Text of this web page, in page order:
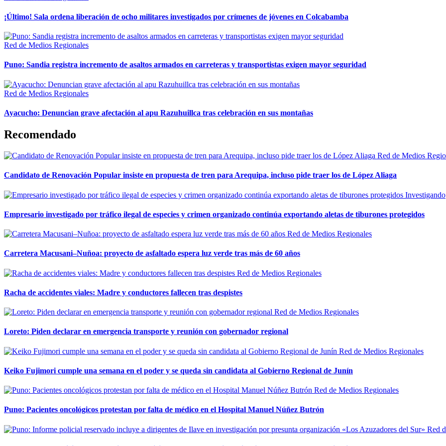
¡Último! Sala ordena liberación de ocho militares investigados por crímenes de jóvenes en Colcabamba
Red de Medios Regionales
Puno: Sandia registra incremento de asaltos armados en carreteras y transportistas exigen mayor seguridad
Red de Medios Regionales
Ayacucho: Denuncian grave afectación al apu Razuhuillca tras celebración en sus montañas
Recomendado
Red de Medios
Candidato de Renovación Popular insiste en propuesta de tren para Arequipa, incluso pide traer los de López Aliaga
Investigando
Empresario investigado por tráfico ilegal de especies y crimen organizado continúa exportando aletas de tiburones protegidos
Red de Medios Regionales
Carretera Macusani–Nuñoa: proyecto de asfaltado espera luz verde tras más de 60 años
Red de Medios Regionales
Racha de accidentes viales: Madre y conductores fallecen tras despistes
Red de Medios Regionales
Loreto: Piden declarar en emergencia transporte y reunión con gobernador regional
Red de Medios Regionales
Keiko Fujimori cumple una semana en el poder y se queda sin candidata al Gobierno Regional de Junín
Red de Medios Regionales
Puno: Pacientes oncológicos protestan por falta de médico en el Hospital Manuel Núñez Butrón
Red